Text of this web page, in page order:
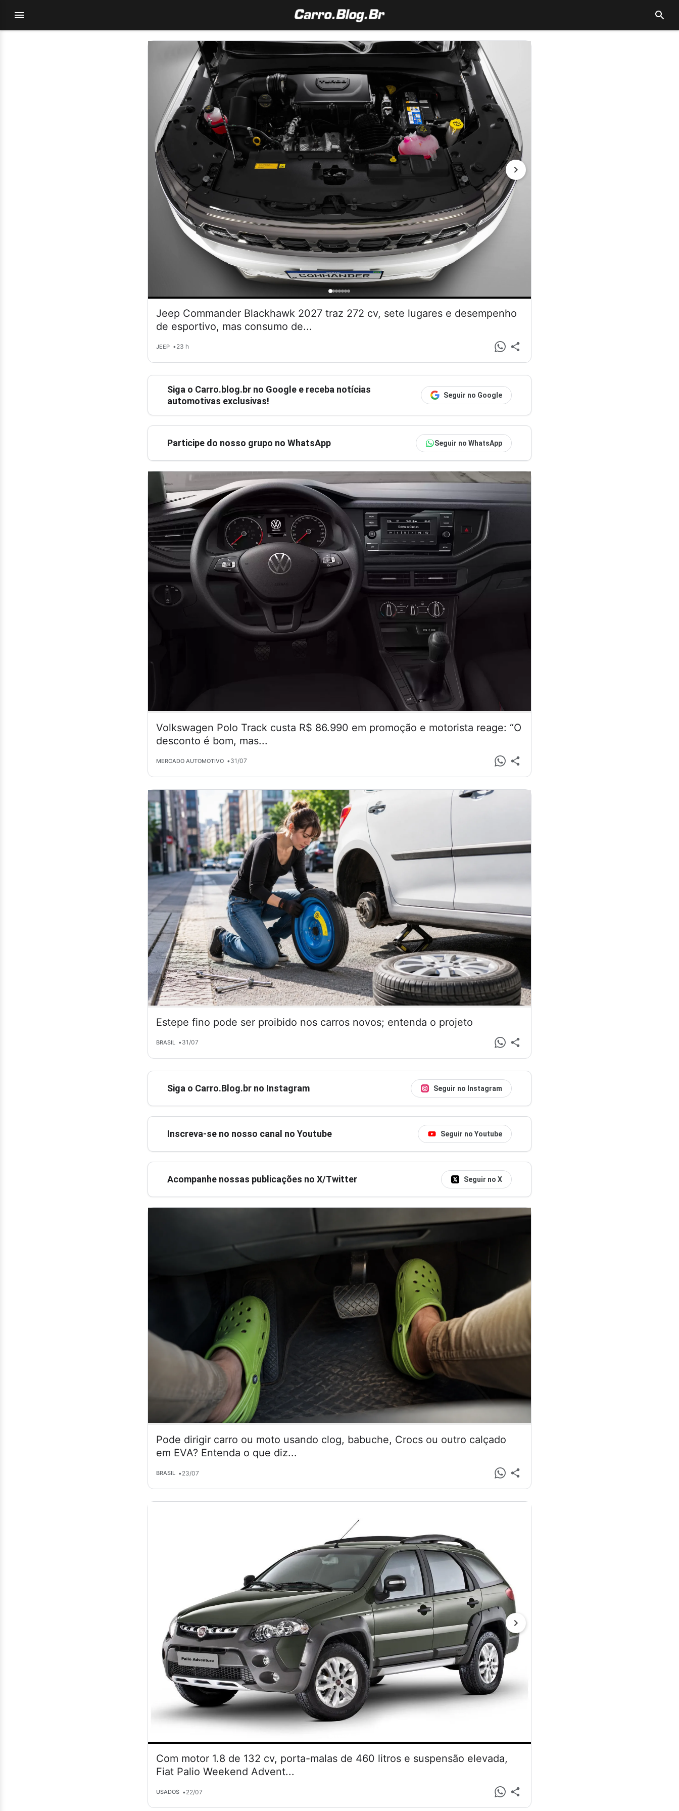
Jeep Commander Blackhawk 2027 traz 272 cv, sete lugares e desempenho
de esportivo, mas consumo de...
JEEP •23 h
Siga o Carro.blog.br no Google e receba notícias
automotivas exclusivas!
Seguir no Google
Participe do nosso grupo no WhatsApp Seguir no WhatsApp
Volkswagen Polo Track custa R$ 86.990 em promoção e motorista reage: “O
desconto é bom, mas...
MERCADO AUTOMOTIVO •31/07
Estepe fino pode ser proibido nos carros novos; entenda o projeto
BRASIL •31/07
Siga o Carro.Blog.br no Instagram Seguir no Instagram
Inscreva-se no nosso canal no Youtube Seguir no Youtube
Acompanhe nossas publicações no X/Twitter Seguir no X
Pode dirigir carro ou moto usando clog, babuche, Crocs ou outro calçado
em EVA? Entenda o que diz...
BRASIL •23/07
Com motor 1.8 de 132 cv, porta-malas de 460 litros e suspensão elevada,
Fiat Palio Weekend Advent...
USADOS •22/07